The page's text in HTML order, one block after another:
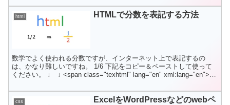
html HTMLで分数を表記する方法
数学でよく使われる分数ですが、インターネット上で表記するの
は、かなり難しいですね。 1/6 下記をコピー＆ペーストして使って
ください。 ↓ ↓ <span class="texhtml" lang="en" xml:lang="en">
css
ExcelをWordPressなどのwebペ